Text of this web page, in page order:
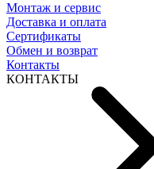
Монтаж и сервис
Доставка и оплата
Сертификаты
Обмен и возврат
Контакты
КОНТАКТЫ